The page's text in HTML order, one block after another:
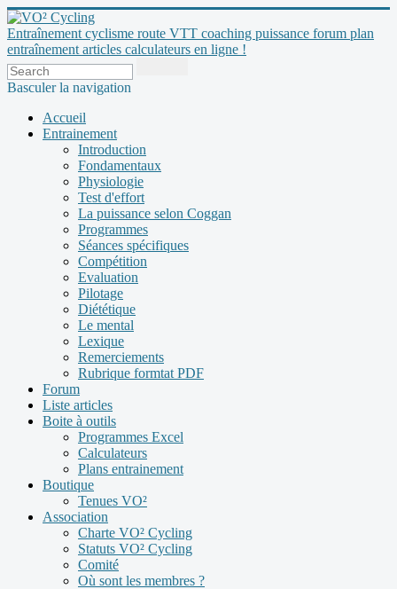
Entraînement cyclisme route VTT coaching puissance forum plan
entraînement articles calculateurs en ligne !
Basculer la navigation
Accueil
Entrainement
Introduction
Fondamentaux
Physiologie
Test d'effort
La puissance selon Coggan
Programmes
Séances spécifiques
Compétition
Evaluation
Pilotage
Diététique
Le mental
Lexique
Remerciements
Rubrique formtat PDF
Forum
Liste articles
Boite à outils
Programmes Excel
Calculateurs
Plans entrainement
Boutique
Tenues VO²
Association
Charte VO² Cycling
Statuts VO² Cycling
Comité
Où sont les membres ?